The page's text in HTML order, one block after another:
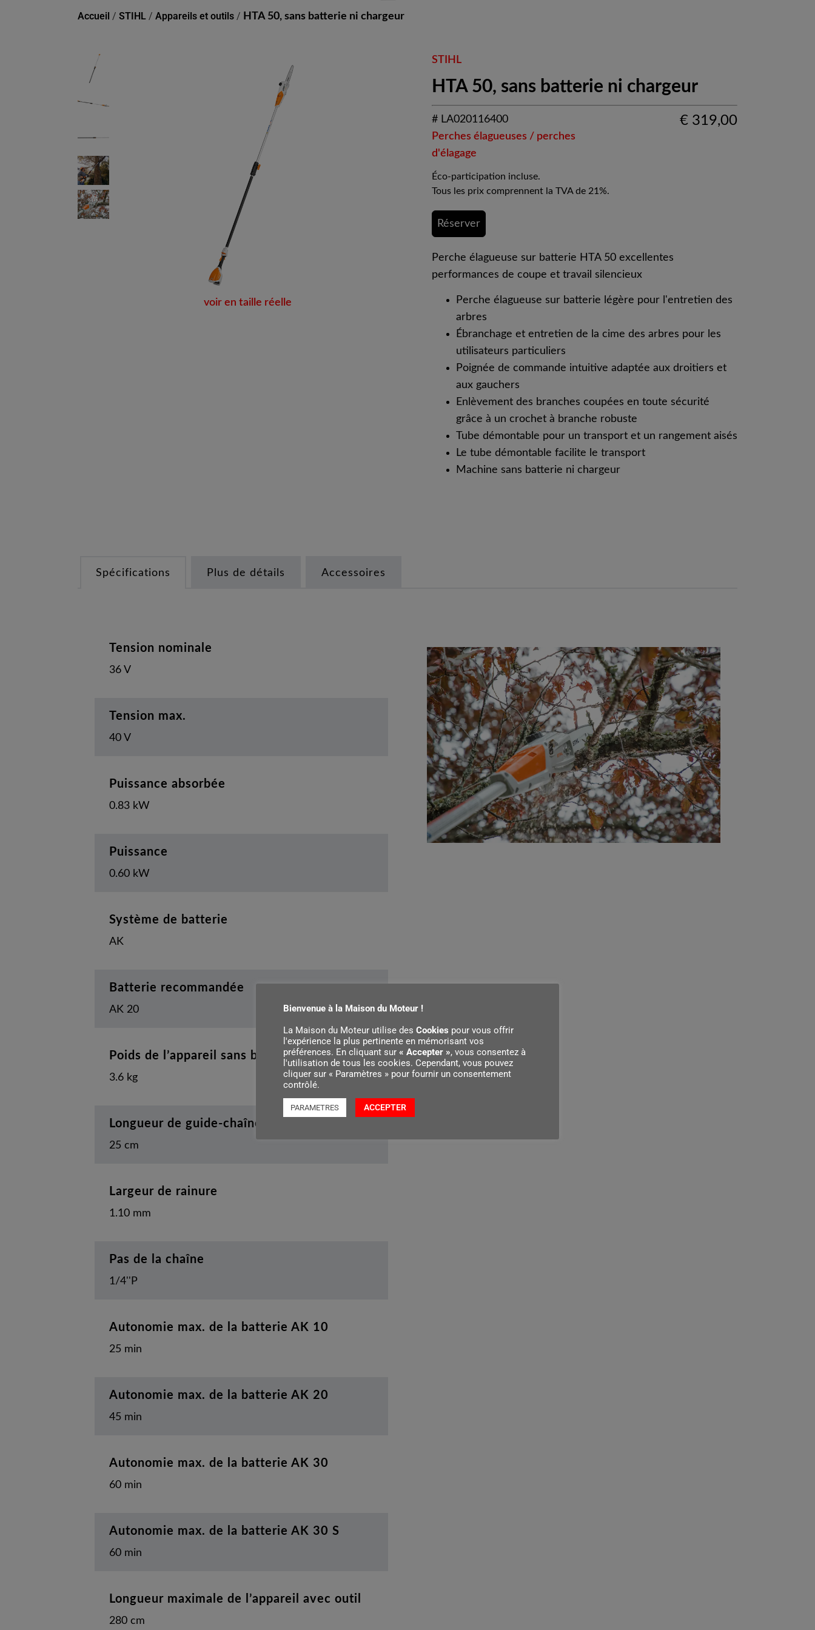
Accueil / STIHL / Appareils et outils / HTA 50, sans batterie ni chargeur
voir en taille réelle
STIHL
HTA 50, sans batterie ni chargeur
# LA020116400
Perches élagueuses / perches
d'élagage
€ 319,00
Éco-participation incluse.
Tous les prix comprennent la TVA de 21%.
Réserver
Perche élagueuse sur batterie HTA 50 excellentes
performances de coupe et travail silencieux
Perche élagueuse sur batterie légère pour l'entretien des
arbres
Ébranchage et entretien de la cime des arbres pour les
utilisateurs particuliers
Poignée de commande intuitive adaptée aux droitiers et
aux gauchers
Enlèvement des branches coupées en toute sécurité
grâce à un crochet à branche robuste
Tube démontable pour un transport et un rangement aisés
Le tube démontable facilite le transport
Machine sans batterie ni chargeur
Spécifications Plus de détails Accessoires
Tension nominale
36 V
Tension max.
40 V
Puissance absorbée
0.83 kW
Puissance
0.60 kW
Système de batterie
AK
Batterie recommandée
AK 20
Poids de l’appareil sans batterie
3.6 kg
Longueur de guide-chaîne
25 cm
Largeur de rainure
1.10 mm
Pas de la chaîne
1/4''P
Autonomie max. de la batterie AK 10
25 min
Autonomie max. de la batterie AK 20
45 min
Autonomie max. de la batterie AK 30
60 min
Autonomie max. de la batterie AK 30 S
60 min
Longueur maximale de l’appareil avec outil
280 cm
Bienvenue à la Maison du Moteur !
La Maison du Moteur utilise des Cookies pour vous offrir
l'expérience la plus pertinente en mémorisant vos
préférences. En cliquant sur « Accepter », vous consentez à
l'utilisation de tous les cookies. Cependant, vous pouvez
cliquer sur « Paramètres » pour fournir un consentement
contrôlé.
PARAMETRES ACCEPTER